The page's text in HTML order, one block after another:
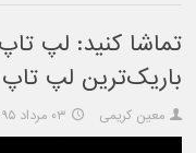
باریک‌ترین لپ
معین کریمی ۰۳ مرداد ۱۳۹۵ ساعت ۱۷:۵۶